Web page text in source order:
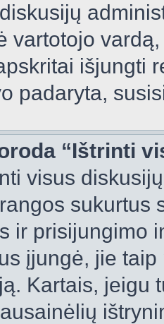
vartotojo
išjungti
padaryta,
“Ištrinti
visus
sukurtus
ir prisijungimo
įjungė, jie
Kartais, jeigu